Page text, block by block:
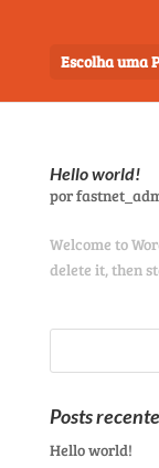
Escolha uma
Hello world!
por
Welcome to
delete it, then
Posts
Hello world!